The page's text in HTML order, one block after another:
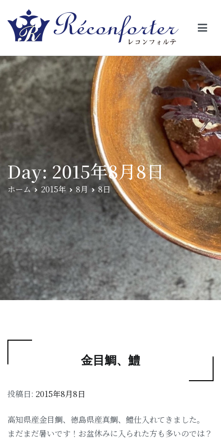
【レコンフォルテ】吹田・千里山/フレンチ（フラ
ンス料理）
絵の様に見える。そんな空間で、ゆっくり素材そのものの旨さを閉
じ込めたフレンチを・・・・・。
Day: 2015年8月8日
ホーム 2015年 8月 8日
金目鯛、鱧
投稿日: 2015年8月8日
高知県産金目鯛、徳島県産真鯛、鱧仕入れてきました。
まだまだ暑いです！お盆休みに入られた方も多いのでは？